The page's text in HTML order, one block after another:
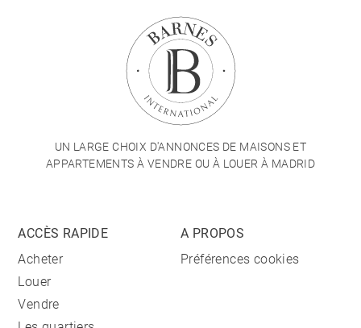
UN LARGE CHOIX D'ANNONCES DE MAISONS ET
APPARTEMENTS À VENDRE OU À LOUER À MADRID
ACCÈS RAPIDE
Acheter
Louer
Vendre
A PROPOS
Préférences cookies